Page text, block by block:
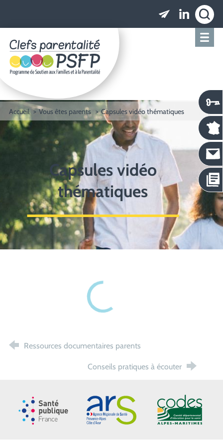
Clefs parentalité PSFP - Programme de
Accueil Vous êtes parents Capsules vidéo thématiques
Capsules vidéo
thématiques
Ressources documentaires parents
Conseils pratiques à écouter
Santé publique FranceARS Paca CoDES 06